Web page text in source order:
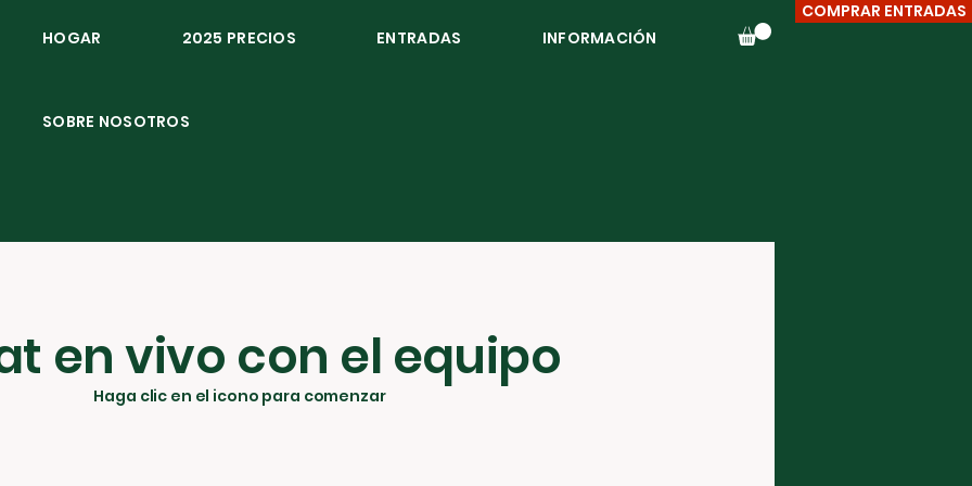
COMPRAR ENTRADAS
HOGAR
2025 PRECIOS ENTRADAS INFORMACIÓN
SOBRE NOSOTROS
en vivo con el equipo
Haga clic en el icono para comenzar